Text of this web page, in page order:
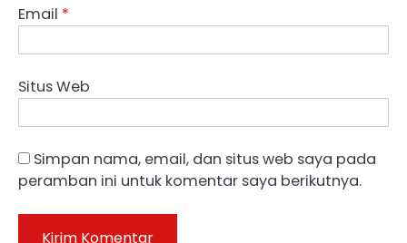
Email *
Situs Web
Simpan nama, email, dan situs web saya pada
peramban ini untuk komentar saya berikutnya.